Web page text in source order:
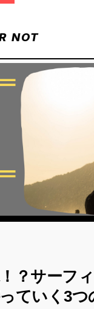
SURF OR NOT
？サーフ
ていく3つ